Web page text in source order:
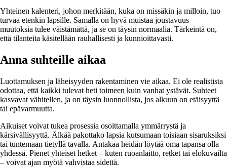
Yhteinen kalenteri, johon merkitään, kuka on missäkin ja milloin, tuo
turvaa etenkin lapsille. Samalla on hyvä muistaa joustavuus –
muutoksia tulee väistämättä, ja se on täysin normaalia. Tärkeintä on,
että tilanteita käsitellään rauhallisesti ja kunnioittavasti.
Anna suhteille aikaa
Luottamuksen ja läheisyyden rakentaminen vie aikaa. Ei ole realistista
odottaa, että kaikki tulevat heti toimeen kuin vanhat ystävät. Suhteet
kasvavat vähitellen, ja on täysin luonnollista, jos alkuun on etäisyyttä
tai epävarmuutta.
Aikuiset voivat tukea prosessia osoittamalla ymmärrystä ja
kärsivällisyyttä. Älkää pakottako lapsia kutsumaan toisiaan sisaruksiksi
tai tuntemaan tietyllä tavalla. Antakaa heidän löytää oma tapansa olla
yhdessä. Pienet yhteiset hetket – kuten ruoanlaitto, retket tai elokuvailta
– voivat ajan myötä vahvistaa sidettä.